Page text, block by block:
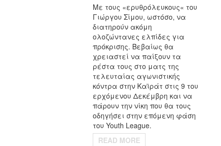
Με τους «ερυθρόλευκους« του
Γιώργου Σίμου, ωστόσο, να
διατηρούν ακόμη
ολοζώντανες ελπίδες για
πρόκρισης. Βεβαίως θα
χρειαστεί να παίξουν τα
ρέστα τους στο ματς της
τελευταίας αγωνιστικής
κόντρα στην Καϊράτ στις 9 του
ερχόμενου Δεκέμβρη και να
πάρουν την νίκη που θα τους
οδηγήσει στην επόμενη φάση
του Youth League.
READ MORE